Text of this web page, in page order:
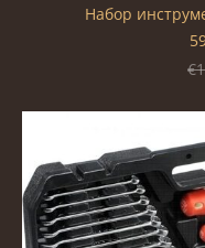
Набор